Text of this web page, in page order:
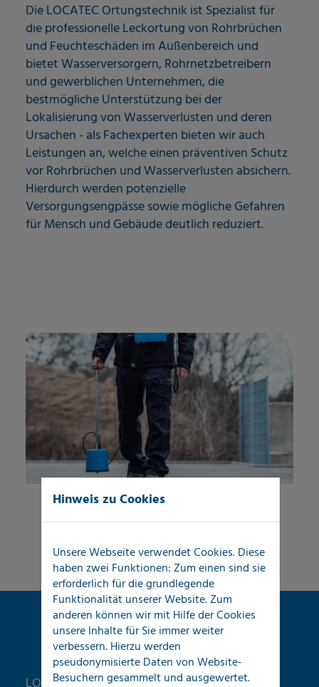
Die LOCATEC Ortungstechnik ist Spezialist für
die professionelle Leckortung von Rohrbrüchen
und Feuchteschäden im Außenbereich und
bietet Wasserversorgern, Rohrnetzbetreibern
und gewerblichen Unternehmen, die
bestmögliche Unterstützung bei der
Lokalisierung von Wasserverlusten und deren
Ursachen - als Fachexperten bieten wir auch
Leistungen an, welche einen präventiven Schutz
vor Rohrbrüchen und Wasserverlusten absichern.
Hierdurch werden potenzielle
Versorgungsengpässe sowie mögliche Gefahren
für Mensch und Gebäude deutlich reduziert.
Hinweis zu Cookies
Unsere Webseite verwendet Cookies. Diese
haben zwei Funktionen: Zum einen sind sie
erforderlich für die grundlegende
Funktionalität unserer Website. Zum
anderen können wir mit Hilfe der Cookies
unsere Inhalte für Sie immer weiter
verbessern. Hierzu werden
pseudonymisierte Daten von Website-
Besuchern gesammelt und ausgewertet.